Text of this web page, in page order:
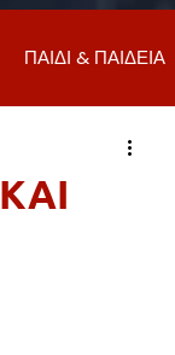
ΠΑΙΔΙ & ΠΑΙΔΕΙΑ
& ΑΓΟΡΑ